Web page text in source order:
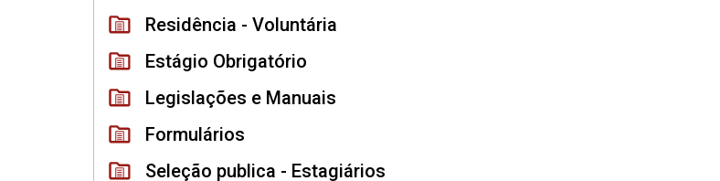
Residência - Voluntária
Estágio Obrigatório
Legislações e Manuais
Formulários
Seleção publica - Estagiários